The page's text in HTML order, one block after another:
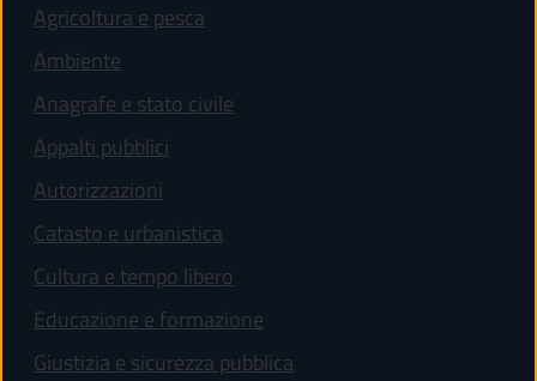
Agricoltura e pesca
Ambiente
Anagrafe e stato civile
Appalti pubblici
Autorizzazioni
Catasto e urbanistica
Cultura e tempo libero
Educazione e formazione
Giustizia e sicurezza pubblica